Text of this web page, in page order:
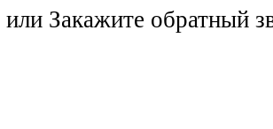
или Закажите обратный